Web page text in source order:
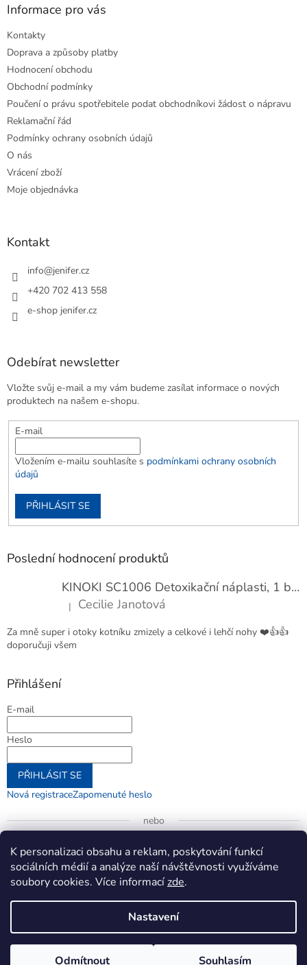
K personalizaci obsahu a reklam, poskytování funkcí
sociálních médií a analýze naší návštěvnosti využíváme
soubory cookies. Více informacízde.
Nastavení
Odmítnout Souhlasím
Informace pro vás
Kontakty
Doprava a způsoby platby
Hodnocení obchodu
Obchodní podmínky
Poučení o právu spotřebitele podat obchodníkovi žádost o nápravu
Reklamační řád
Podmínky ochrany osobních údajů
O nás
Vrácení zboží
Moje objednávka
Kontakt
info@jenifer.cz
+420 702 413 558
e-shop jenifer.cz
Odebírat newsletter
Vložte svůj e-mail a my vám budeme zasílat informace o nových
produktech na našem e-shopu.
E-mail
Vložením e-mailu souhlasíte s podmínkami ochrany osobních
údajů
PŘIHLÁSIT SE
Poslední hodnocení produktů
KINOKI SC1006 Detoxikační náplasti, 1 balení - 10 ks
Hodnocení produktu je 4 z 5 hvězdiček.
| Cecilie Janotová
Za mně super i otoky kotníku zmizely a celkové i lehčí nohy ❤️👍👍
doporučuji všem
Přihlášení
E-mail
Heslo
PŘIHLÁSIT SE
Nová registraceZapomenuté heslo
nebo
Přihlásit se přes Google
. Všechna práva vyhrazena.